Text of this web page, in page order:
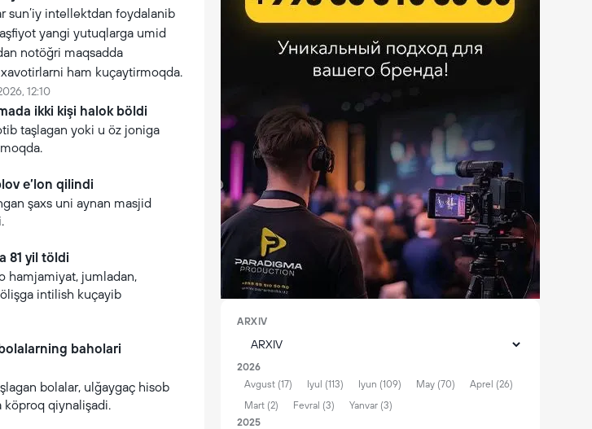
sun’iy intellektdan foydalanib
yangi yutuqlarga umid
notöğri maqsadda
ham kuçaytirmoqda.
12:10
ikki kişi halok böldi
taşlagan yoki u öz joniga
e’lon qilindi
şaxs uni aynan masjid
81 yil töldi
hamjamiyat, jumladan,
intilish kuçayib
baholari
bolalar, ulğaygaç hisob
köproq qiynalişadi.
ARXIV
2026
Avgust (17)
Iyul (113) Iyun (109) May (70)
Aprel (26)
Mart (2)
Fevral (3)
Yanvar (3)
2025